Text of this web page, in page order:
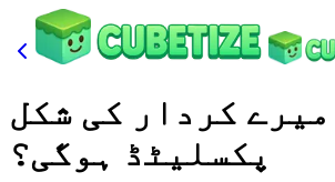
کردار کی شکل
پکسلیٹڈ ہوگی؟